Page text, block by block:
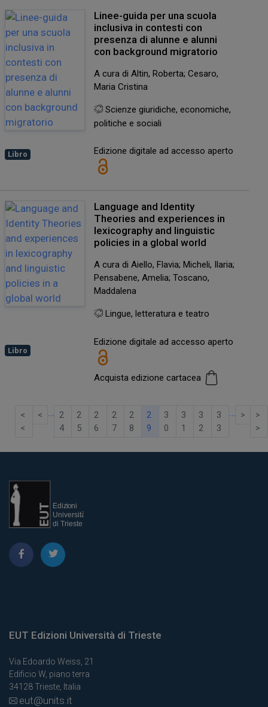
Libro
Linee-guida per una scuola
inclusiva in contesti con
presenza di alunne e alunni
con background migratorio
A cura di Altin, Roberta; Cesaro,
Maria Cristina
Scienze giuridiche, economiche,
politiche e sociali
Edizione digitale ad accesso aperto
Libro
Language and Identity
Theories and experiences in
lexicography and linguistic
policies in a global world
A cura di Aiello, Flavia; Micheli, Ilaria;
Pensabene, Amelia; Toscano,
Maddalena
Lingue, letteratura e teatro
Edizione digitale ad accesso aperto
Acquista edizione cartacea
<
<
< … 2
4
2
5
2
6
2
7
2
8
2
9
3
0
3
1
3
2
3
3
… >
>
>
EUT Edizioni Università di Trieste
Via Edoardo Weiss, 21
Edificio W, piano terra
34128 Trieste, Italia
eut@units.it